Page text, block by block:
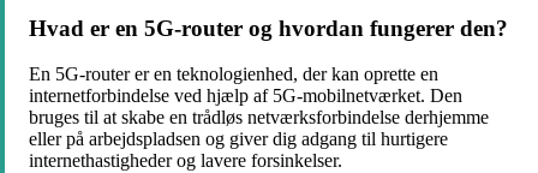
Hvad er en 5G-router og hvordan fungerer den?
En 5G-router er en teknologienhed, der kan oprette en
internetforbindelse ved hjælp af 5G-mobilnetværket. Den
bruges til at skabe en trådløs netværksforbindelse derhjemme
eller på arbejdspladsen og giver dig adgang til hurtigere
internethastigheder og lavere forsinkelser.